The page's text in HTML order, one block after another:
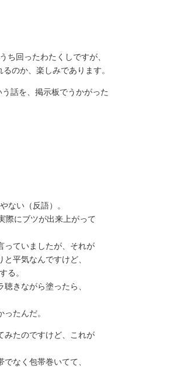
回ったわたくしですが、
のか、楽しみであります。
話を、掲示板でうかがった
ない（反語）。
際にブツが出来上がって
ていましたが、それが
平気なんですけど、
る。
きながら塗ったら、
たんだ。
たのですけど、これが
なく包帯巻いてて、